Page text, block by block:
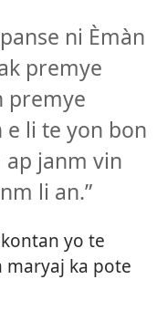
ni Èmàn
premye
premye
li te yon bon
janm vin
li an.”
yo te
maryaj ka pote